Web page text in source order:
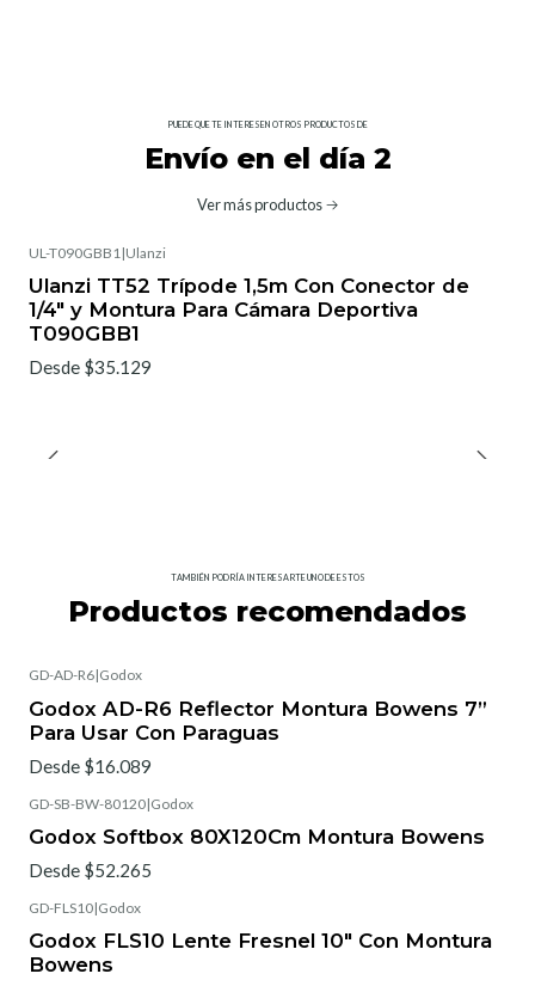
PUEDE QUE TE INTERESEN OTROS PRODUCTOS DE
Envío en el día 2
Ver más productos
UL-T090GBB1 |Ulanzi
Ulanzi TT52 Trípode 1,5m Con Conector de
1/4" y Montura Para Cámara Deportiva
T090GBB1
Desde $35.129
TAMBIÉN PODRÍA INTERESARTE UNO DE ESTOS
Productos recomendados
GD-AD-R6|Godox
Godox AD-R6 Reflector Montura Bowens 7”
Para Usar Con Paraguas
Desde $16.089
GD-SB-BW-80120|Godox
Godox Softbox 80X120Cm Montura Bowens
Desde $52.265
GD-FLS10|Godox
Godox FLS10 Lente Fresnel 10" Con Montura
Bowens